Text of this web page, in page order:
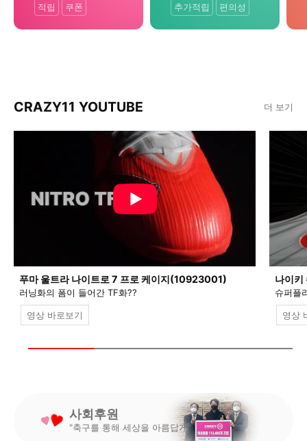
적립 쿠폰 추가적립 편의성
CRAZY11 YOUTUBE 더 보기
푸마 울트라 나이트로 7 프로 케이지(10923001)
러닝화의 폼이 들어간 TF화??
영상 바로보기
나이
슈퍼플
영상
사회후원
"축구를 통해 세상을 아름답게"